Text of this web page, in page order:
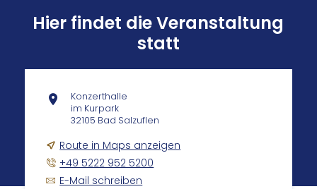
Hier findet die Veranstaltung
statt
Konzerthalle
im Kurpark
32105 Bad Salzuflen
Route in Maps anzeigen
+49 5222 952 5200
E-Mail schreiben